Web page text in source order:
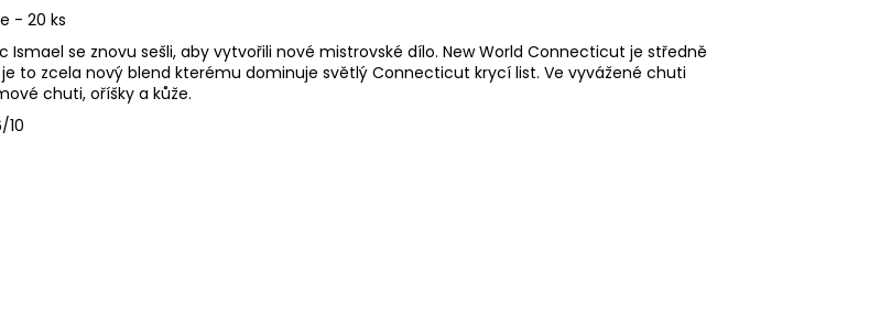
- 20 ks
Ismael se znovu sešli, aby vytvořili nové mistrovské dílo. New World Connecticut je středně
to zcela nový blend kterému dominuje světlý Connecticut krycí list. Ve vyvážené chuti
chuti, oříšky a kůže.
10